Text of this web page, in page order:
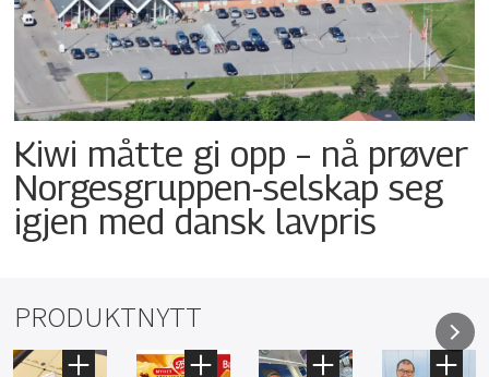
Kiwi måtte gi opp – nå prøver
Norgesgruppen-selskap seg
igjen med dansk lavpris
PRODUKTNYTT